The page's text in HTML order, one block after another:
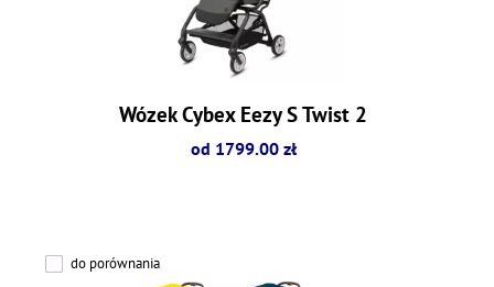
Wózek Cybex Eezy S Twist 2
od 1799.00 zł
do porównania